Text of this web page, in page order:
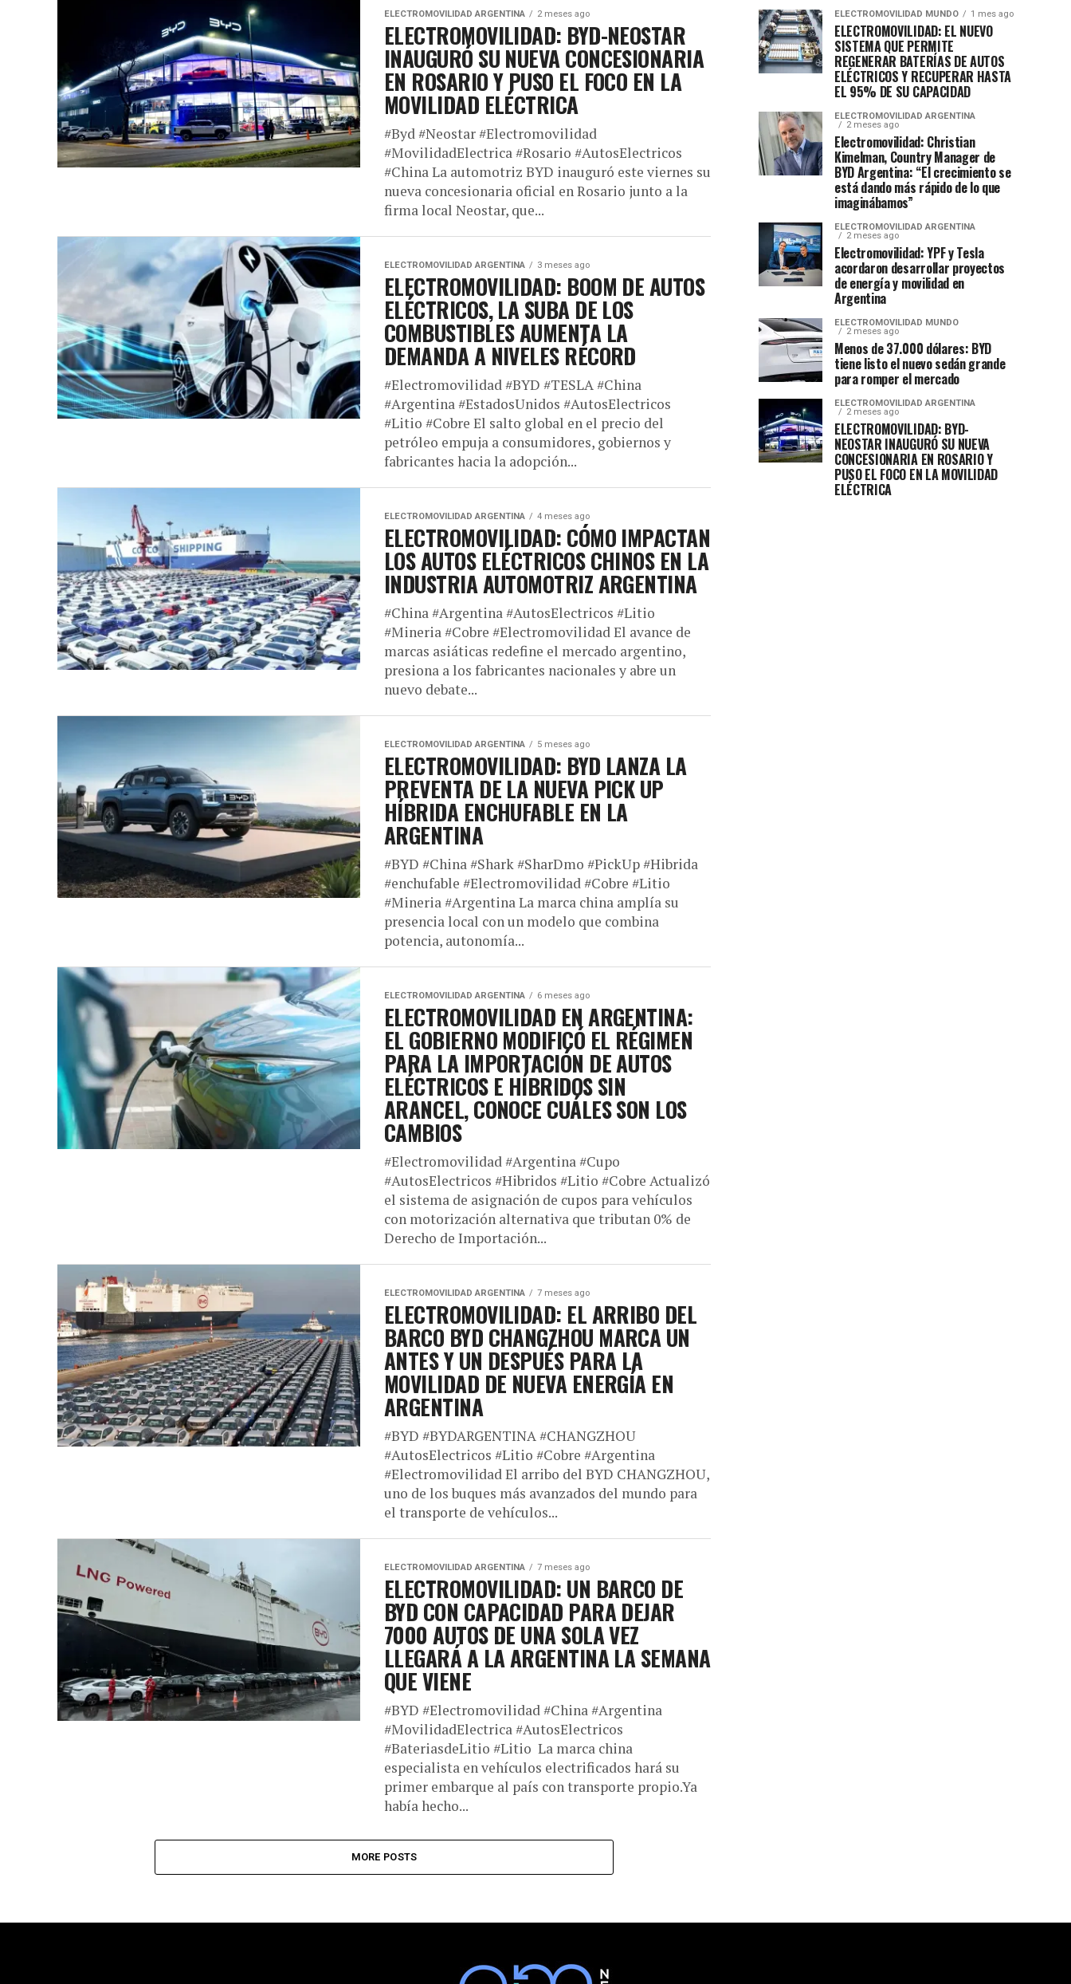
ELECTROMOVILIDAD ARGENTINA 2 meses ago
ELECTROMOVILIDAD: BYD-NEOSTAR
INAUGURÓ SU NUEVA CONCESIONARIA
EN ROSARIO Y PUSO EL FOCO EN LA
MOVILIDAD ELÉCTRICA
#Byd #Neostar #Electromovilidad
#MovilidadElectrica #Rosario #AutosElectricos
#China La automotriz BYD inauguró este viernes su
nueva concesionaria oficial en Rosario junto a la
firma local Neostar, que...
ELECTROMOVILIDAD ARGENTINA 3 meses ago
ELECTROMOVILIDAD: BOOM DE AUTOS
ELÉCTRICOS, LA SUBA DE LOS
COMBUSTIBLES AUMENTA LA
DEMANDA A NIVELES RÉCORD
#Electromovilidad #BYD #TESLA #China
#Argentina #EstadosUnidos #AutosElectricos
#Litio #Cobre El salto global en el precio del
petróleo empuja a consumidores, gobiernos y
fabricantes hacia la adopción...
ELECTROMOVILIDAD ARGENTINA 4 meses ago
ELECTROMOVILIDAD: CÓMO IMPACTAN
LOS AUTOS ELÉCTRICOS CHINOS EN LA
INDUSTRIA AUTOMOTRIZ ARGENTINA
#China #Argentina #AutosElectricos #Litio
#Mineria #Cobre #Electromovilidad El avance de
marcas asiáticas redefine el mercado argentino,
presiona a los fabricantes nacionales y abre un
nuevo debate...
ELECTROMOVILIDAD ARGENTINA 5 meses ago
ELECTROMOVILIDAD: BYD LANZA LA
PREVENTA DE LA NUEVA PICK UP
HÍBRIDA ENCHUFABLE EN LA
ARGENTINA
#BYD #China #Shark #SharDmo #PickUp #Hibrida
#enchufable #Electromovilidad #Cobre #Litio
#Mineria #Argentina La marca china amplía su
presencia local con un modelo que combina
potencia, autonomía...
ELECTROMOVILIDAD ARGENTINA 6 meses ago
ELECTROMOVILIDAD EN ARGENTINA:
EL GOBIERNO MODIFICÓ EL RÉGIMEN
PARA LA IMPORTACIÓN DE AUTOS
ELÉCTRICOS E HÍBRIDOS SIN
ARANCEL, CONOCE CUÁLES SON LOS
CAMBIOS
#Electromovilidad #Argentina #Cupo
#AutosElectricos #Hibridos #Litio #Cobre Actualizó
el sistema de asignación de cupos para vehículos
con motorización alternativa que tributan 0% de
Derecho de Importación...
ELECTROMOVILIDAD ARGENTINA 7 meses ago
ELECTROMOVILIDAD: EL ARRIBO DEL
BARCO BYD CHANGZHOU MARCA UN
ANTES Y UN DESPUÉS PARA LA
MOVILIDAD DE NUEVA ENERGÍA EN
ARGENTINA
#BYD #BYDARGENTINA #CHANGZHOU
#AutosElectricos #Litio #Cobre #Argentina
#Electromovilidad El arribo del BYD CHANGZHOU,
uno de los buques más avanzados del mundo para
el transporte de vehículos...
ELECTROMOVILIDAD ARGENTINA 7 meses ago
ELECTROMOVILIDAD: UN BARCO DE
BYD CON CAPACIDAD PARA DEJAR
7000 AUTOS DE UNA SOLA VEZ
LLEGARÁ A LA ARGENTINA LA SEMANA
QUE VIENE
#BYD #Electromovilidad #China #Argentina
#MovilidadElectrica #AutosElectricos
#BateriasdeLitio #Litio La marca china
especialista en vehículos electrificados hará su
primer embarque al país con transporte propio.Ya
había hecho...
MORE POSTS
ELECTROMOVILIDAD MUNDO 1 mes ago
ELECTROMOVILIDAD: EL NUEVO
SISTEMA QUE PERMITE
REGENERAR BATERÍAS DE AUTOS
ELÉCTRICOS Y RECUPERAR HASTA
EL 95% DE SU CAPACIDAD
ELECTROMOVILIDAD ARGENTINA
2 meses ago
Electromovilidad: Christian
Kimelman, Country Manager de
BYD Argentina: “El crecimiento se
está dando más rápido de lo que
imaginábamos”
ELECTROMOVILIDAD ARGENTINA
2 meses ago
Electromovilidad: YPF y Tesla
acordaron desarrollar proyectos
de energía y movilidad en
Argentina
ELECTROMOVILIDAD MUNDO
2 meses ago
Menos de 37.000 dólares: BYD
tiene listo el nuevo sedán grande
para romper el mercado
ELECTROMOVILIDAD ARGENTINA
2 meses ago
ELECTROMOVILIDAD: BYD-
NEOSTAR INAUGURÓ SU NUEVA
CONCESIONARIA EN ROSARIO Y
PUSO EL FOCO EN LA MOVILIDAD
ELÉCTRICA